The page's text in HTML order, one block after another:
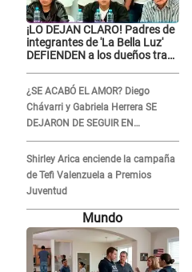
¡LO DEJAN CLARO! Padres de
integrantes de 'La Bella Luz'
DEFIENDEN a los dueños tras
¿SE ACABÓ EL AMOR? Diego
Chávarri y Gabriela Herrera SE
DEJARON DE SEGUIR EN
INSTAGRAM y él ANUNCIÓ SU
RENUNCIA A SU PODCAST
Shirley Arica enciende la campaña
de Tefi Valenzuela a Premios
Juventud
Mundo